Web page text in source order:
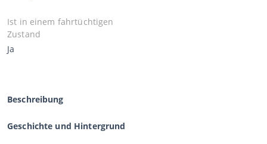
Ist in einem fahrtüchtigen
Zustand
Ja
Beschreibung
Geschichte und Hintergrund